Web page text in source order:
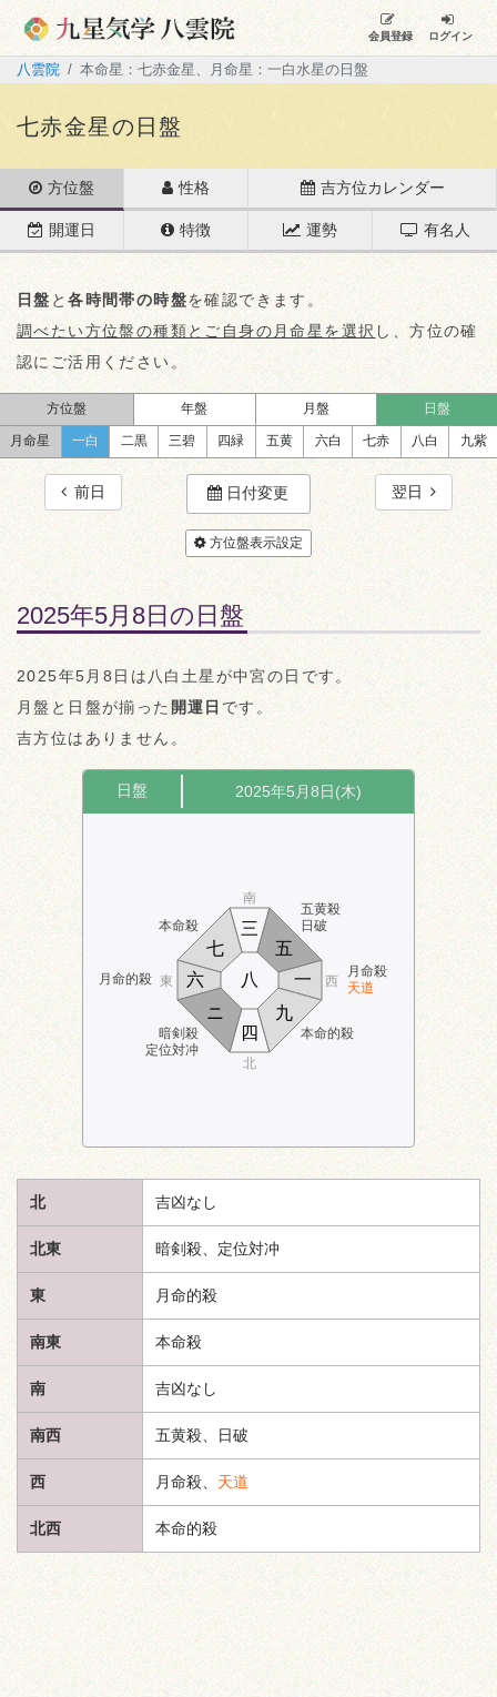
会員登録 ログイン
八雲院 本命星：七赤金星、月命星：一白水星の日盤
七赤金星の日盤
方位盤 性格 吉方位カレンダー
開運日 特徴 運勢 有名人
日盤 と各時間帯の時盤を確認できます。
調べたい方位盤の種類とご自身の月命星を選択 し、方位の確
認にご活用ください。
方位盤 年盤 月盤 日盤
月命星 一白 二黒 三碧 四緑 五黄 六白 七赤 八白 九紫
前日 日付変更 翌日
方位盤表示設定
2025年5月8日の日盤
2025年5月8日は八白土星が中宮の日です。
月盤と日盤が揃った 開運日 です。
吉方位はありません。
日盤 2025年5月8日(木)
本命殺
五黄殺
日破
月命的殺
月命殺
天道
暗剣殺
定位対冲
本命的殺
南
北
東 西
四
五
六
七
八
九
一
ニ
三
北 吉凶なし
北東 暗剣殺、定位対冲
東 月命的殺
南東 本命殺
南 吉凶なし
南西 五黄殺、日破
西 月命殺、 天道
北西 本命的殺